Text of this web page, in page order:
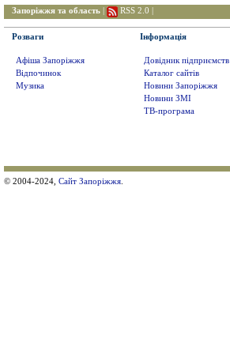
Запоріжжя та область RSS 2.0
Розваги
Афіша Запоріжжя
Відпочинок
Музика
Інформація
Довідник підприємств
Каталог сайтів
Новини Запоріжжя
Новини ЗМІ
ТВ-програма
© 2004-2024, Сайт Запоріжжя